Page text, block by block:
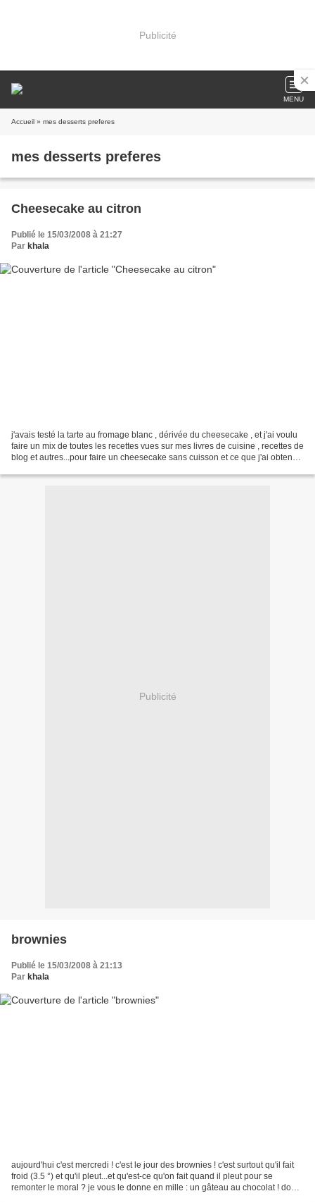
Publicité
MENU
Accueil » mes desserts preferes
mes desserts preferes
Cheesecake au citron
Publié le 15/03/2008 à 21:27
Par khala
j'avais testé la tarte au fromage blanc , dérivée du cheesecake , et j'ai voulu
faire un mix de toutes les recettes vues sur mes livres de cuisine , recettes de
blog et autres...pour faire un cheesecake sans cuisson et ce que j'ai obtenu
Publicité
brownies
Publié le 15/03/2008 à 21:13
Par khala
aujourd'hui c'est mercredi ! c'est le jour des brownies ! c'est surtout qu'il fait
froid (3.5 °) et qu'il pleut...et qu'est-ce qu'on fait quand il pleut pour se
remonter le moral ? je vous le donne en mille : un gâteau au chocolat ! donc